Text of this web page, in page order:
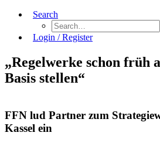
Search
Login / Register
„Regelwerke schon früh
Basis stellen“
FFN lud Partner zum
Kassel ein